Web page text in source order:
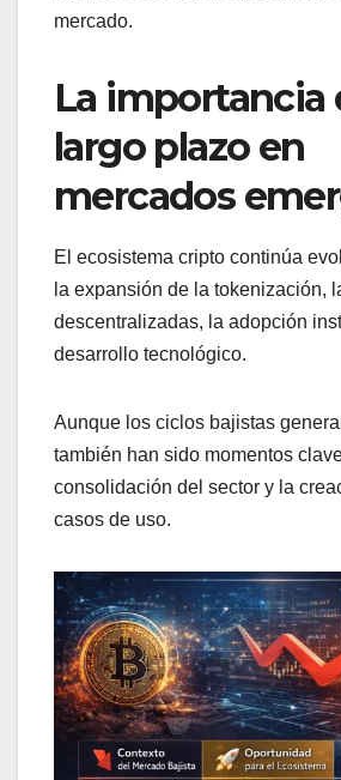
mercado.
La importancia
largo plazo en
mercados
El ecosistema cripto continúa
la expansión de la tokenización,
descentralizadas, la adopción
desarrollo tecnológico.
Aunque los ciclos bajistas
también han sido momentos
consolidación del sector y la
casos de uso.